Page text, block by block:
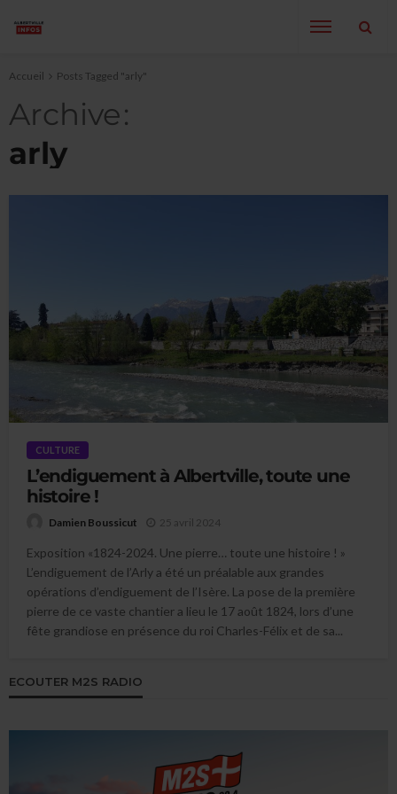
Accueil Posts Tagged "arly"
Archive
arly
CULTURE
L’endiguement à Albertville, toute une
histoire !
Damien Boussicut 25 avril 2024
Exposition «1824-2024. Une pierre… toute une histoire ! »
L’endiguement de l’Arly a été un préalable aux grandes
opérations d’endiguement de l’Isère. La pose de la première
pierre de ce vaste chantier a lieu le 17 août 1824, lors d’une
fête grandiose en présence du roi Charles-Félix et de sa...
ECOUTER M2S RADIO